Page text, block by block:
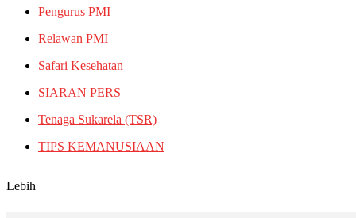
Pengurus PMI
Relawan PMI
Safari Kesehatan
SIARAN PERS
Tenaga Sukarela (TSR)
TIPS KEMANUSIAAN
Lebih